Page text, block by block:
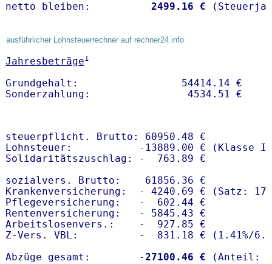
netto bleiben: 2499.16 €
ausführlicher Lohnsteuerrechner auf rechner24.info
Jahresbeträge1
Grundgehalt:                 54414.14 €
steuerpflicht. Brutto: 60950.48 €
Lohnsteuer:           -13889.00 € (Klasse I)
Solidaritätszuschlag: -  763.89 €
sozialvers. Brutto:    61856.36 €
Krankenversicherung:  - 4240.69 € (Satz:
Pflegeversicherung:   -  602.44 €
Rentenversicherung:   - 5845.43 €
Arbeitslosenvers.:    -  927.85 €
Z-Vers. VBL:          -  831.18 € ( 1.41%/
Abzüge gesamt:        -27100.46 €